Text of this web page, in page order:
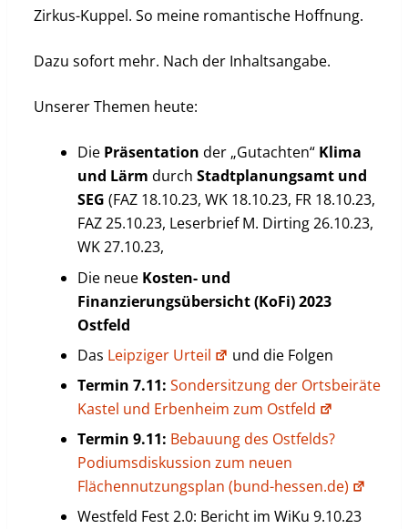
Zirkus-Kuppel. So meine romantische Hoffnung.
Dazu sofort mehr. Nach der Inhaltsangabe.
Unserer Themen heute:
Die Präsentation der „Gutachten“ Klima
und Lärm durch Stadtplanungsamt und
SEG (FAZ 18.10.23, WK 18.10.23, FR 18.10.23,
FAZ 25.10.23, Leserbrief M. Dirting 26.10.23,
WK 27.10.23,
Die neue Kosten- und
Finanzierungsübersicht (KoFi) 2023
Ostfeld
Das Leipziger Urteil
und die Folgen
Termin 7.11: Sondersitzung der Ortsbeiräte
Kastel und Erbenheim zum Ostfeld
Termin 9.11: Bebauung des Ostfelds?
Podiumsdiskussion zum neuen
Flächennutzungsplan (bund-hessen.de)
Westfeld Fest 2.0: Bericht im WiKu 9.10.23